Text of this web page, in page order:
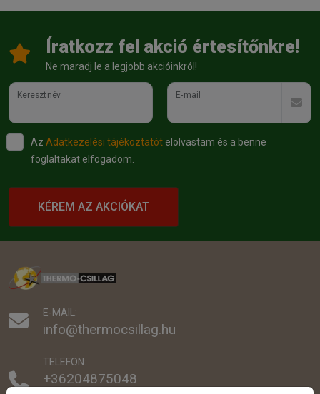
Íratkozz fel akció értesítőnkre!
Ne maradj le a legjobb akcióinkról!
Keresztnév E-mail
Az Adatkezelési tájékoztatót elolvastam és a benne
foglaltakat elfogadom.
KÉREM AZ AKCIÓKAT
E-MAIL:
info@thermocsillag.hu
TELEFON:
+36204875048